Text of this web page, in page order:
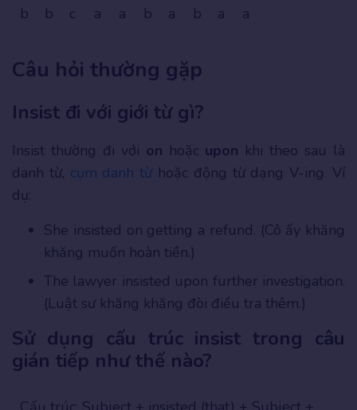
b
b c a a b a b a a
Câu hỏi thường gặp
Insist đi với giới từ gì?
Insist thường đi với on hoặc upon khi theo sau là
danh từ, cụm danh từhoặc động từ dạng V-ing. Ví
dụ:
She insisted on getting a refund. (Cô ấy khăng
khăng muốn hoàn tiền.)
The lawyer insisted upon further investigation.
(Luật sư khăng khăng đòi điều tra thêm.)
Sử dụng cấu trúc insist trong câu
gián tiếp như thế nào?